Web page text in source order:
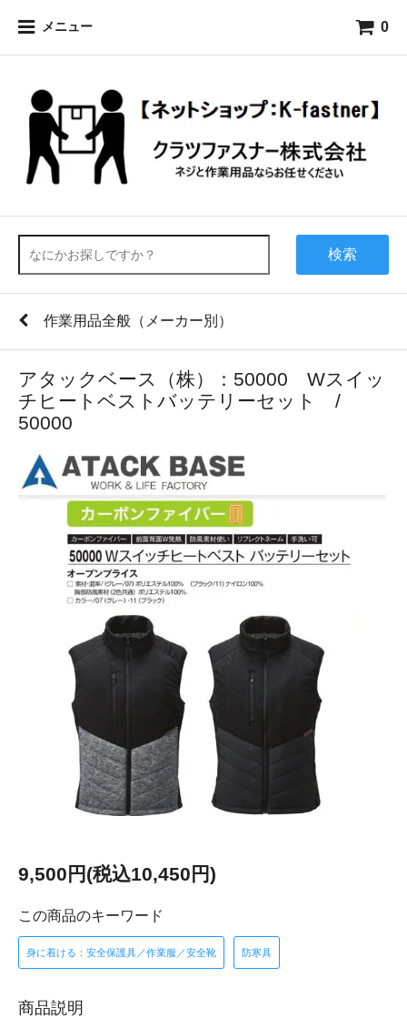
メニュー 0
検索
作業用品全般（メーカー別）
アタックベース（株）：50000 Wスイッ
チヒートベストバッテリーセット /
50000
9,500円(税込10,450円)
この商品のキーワード
身に着ける：安全保護具／作業服／安全靴 防寒具
商品説明